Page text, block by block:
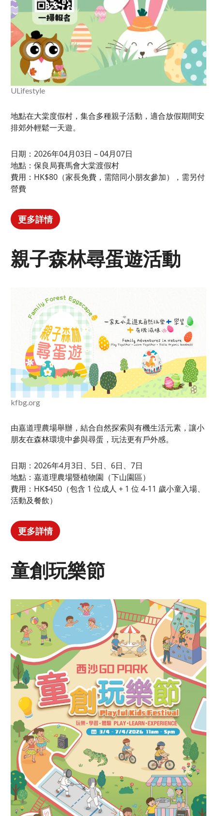
ULifestyle
地點在大棠度假村，集合多種親子活動，適合放假期間安
排郊外輕鬆一天遊。
日期：2026年04月03日 – 04月07日
地點：保良局賽馬會大棠渡假村
費用：HK$80（家長免費，需陪同小朋友參加），需另付
營費
更多詳情
親子森林尋蛋遊活動
kfbg.org
由嘉道理農場舉辦，結合自然探索與有機生活元素，讓小
朋友在森林環境中參與尋蛋，玩法更有戶外感。
日期：2026年4月3日、5日、6日、7日
地點：嘉道理農場暨植物園（下山園區）
費用：HK$450（包含 1 位成人 + 1 位 4-11 歲小童入場、
活動及餐飲）
更多詳情
童創玩樂節